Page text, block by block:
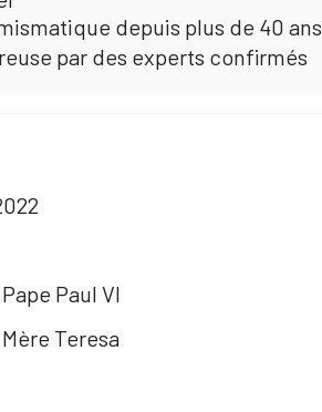
depuis plus de 40 ans
par des experts confirmés
Paul VI
Teresa